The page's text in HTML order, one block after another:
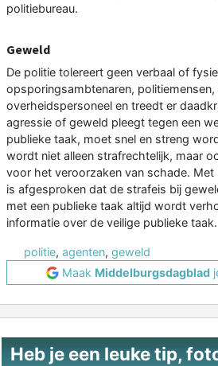
politiebureau.
Geweld
De politie tolereert geen verbaal of
opsporingsambtenaren, politiemensen,
overheidspersoneel en treedt er
agressie of geweld pleegt tegen een
publieke taak, moet snel en streng
wordt niet alleen strafrechtelijk, maar
voor het veroorzaken van schade. Met
is afgesproken dat de strafeis bij
met een publieke taak altijd wordt
informatie over de veilige publieke taak.
politie, agenten, geweld
Maak Middelburgsdagblad
Heb je een leuke tip,